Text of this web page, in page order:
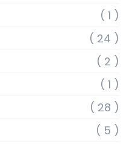
( 1 )
( 24 )
( 2 )
( 1 )
( 28 )
( 5 )